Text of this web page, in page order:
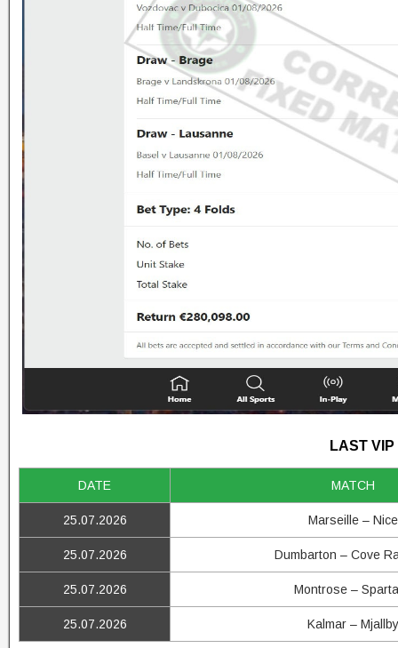
LAST
DATE MATCH
25.07.2026 Marseille – Nice
25.07.2026 Dumbarton – Cove
25.07.2026 Montrose –
25.07.2026 Kalmar – Mjallby